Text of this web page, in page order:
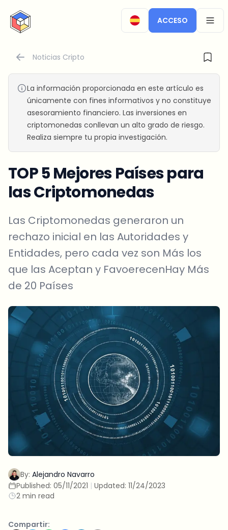
CryptoTicker
ACCESO
Noticias Cripto
La información proporcionada en este artículo es
únicamente con fines informativos y no constituye
asesoramiento financiero. Las inversiones en
criptomonedas conllevan un alto grado de riesgo.
Realiza siempre tu propia investigación.
TOP 5 Mejores Países para
las Criptomonedas
Las Criptomonedas generaron un
rechazo inicial en las Autoridades y
Entidades, pero cada vez son Más los
que las Aceptan y FavoerecenHay Más
de 20 Países
By: Alejandro Navarro
Published: 05/11/2021 | Updated: 11/24/2023
2 min read
Compartir: